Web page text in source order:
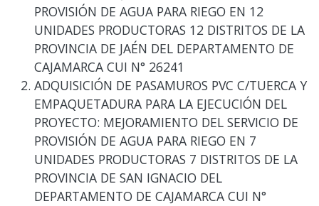
PROVISIÓN DE AGUA PARA RIEGO EN 12
UNIDADES PRODUCTORAS 12 DISTRITOS DE LA
PROVINCIA DE JAÉN DEL DEPARTAMENTO DE
CAJAMARCA CUI N° 26241
ADQUISICIÓN DE PASAMUROS PVC C/TUERCA Y
EMPAQUETADURA PARA LA EJECUCIÓN DEL
PROYECTO: MEJORAMIENTO DEL SERVICIO DE
PROVISIÓN DE AGUA PARA RIEGO EN 7
UNIDADES PRODUCTORAS 7 DISTRITOS DE LA
PROVINCIA DE SAN IGNACIO DEL
DEPARTAMENTO DE CAJAMARCA CUI N°